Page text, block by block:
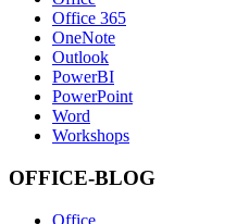
Office 365
OneNote
Outlook
PowerBI
PowerPoint
Word
Workshops
OFFICE-BLOG
Office